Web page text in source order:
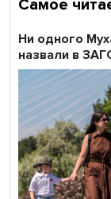
Самое
Ни одного
назвали в